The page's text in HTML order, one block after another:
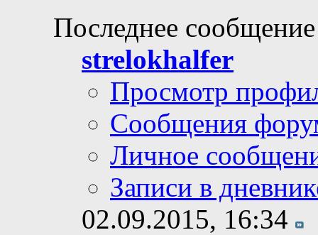
Последнее
strelokhalfer
Просмотр
Сообщения
Личное
Записи в
02.09.2015, 16:34